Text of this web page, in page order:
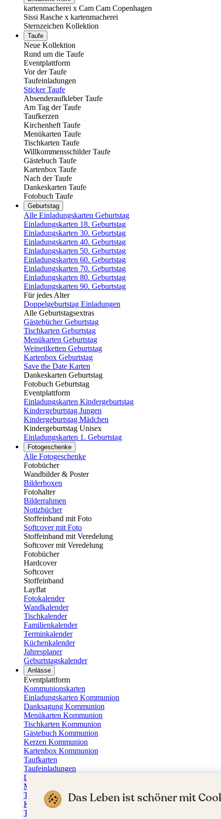
kartenmacherei x Cam Cam Copenhagen
Sissi Rasche x kartenmacherei
Sternzeichen Kollektion
Taufe
Neue Kollektion
Rund um die Taufe
Eventplattform
Vor der Taufe
Taufeinladungen
Sticker Taufe
Absenderaufkleber Taufe
Am Tag der Taufe
Taufkerzen
Kirchenheft Taufe
Menükarten Taufe
Tischkarten Taufe
Willkommensschilder Taufe
Gästebuch Taufe
Kartenbox Taufe
Nach der Taufe
Dankeskarten Taufe
Fotobuch Taufe
Geburtstag
Alle Einladungskarten Geburtstag
Einladungskarten 18. Geburtstag
Einladungskarten 30. Geburtstag
Einladungskarten 40. Geburtstag
Einladungskarten 50. Geburtstag
Einladungskarten 60. Geburtstag
Einladungskarten 70. Geburtstag
Einladungskarten 80. Geburtstag
Einladungskarten 90. Geburtstag
Für jedes Alter
Doppelgeburtstag Einladungen
Alle Geburtstagsextras
Gästebücher Geburtstag
Tischkarten Geburtstag
Menükarten Geburtstag
Weinetiketten Geburtstag
Kartenbox Geburtstag
Save the Date Karten
Dankeskarten Geburtstag
Fotobuch Geburtstag
Eventplattform
Einladungskarten Kindergeburtstag
Kindergeburtstag Jungen
Kindergeburtstag Mädchen
Kindergeburtstag Unisex
Einladungskarten 1. Geburtstag
Fotogeschenke
Alle Fotogeschenke
Fotobücher
Wandbilder & Poster
Bilderboxen
Fotohalter
Bilderrahmen
Notizbücher
Stoffeinband mit Foto
Softcover mit Foto
Stoffeinband mit Veredelung
Softcover mit Veredelung
Fotobücher
Hardcover
Softcover
Stoffeinband
Layflat
Fotokalender
Wandkalender
Tischkalender
Familienkalender
Terminkalender
Küchenkalender
Jahresplaner
Geburtstagskalender
Anlässe
Eventplattform
Kommunionskarten
Einladungskarten Kommunion
Danksagung Kommunion
Menükarten Kommunion
Tischkarten Kommunion
Gästebuch Kommunion
Kerzen Kommunion
Kartenbox Kommunion
Taufkarten
Taufeinladungen
Dankeskarten Taufe
Menükarten Taufe
Tischkarten Taufe
Kirchenheft Taufe
Taufkerzen
Das Leben ist schöner mit